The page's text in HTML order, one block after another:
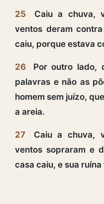
25
Caiu a chuva,
ventos deram
caiu, porque estava
26
Por outro lado,
palavras e não as
homem sem juízo,
a areia.
27
Caiu a chuva,
ventos sopraram e
casa caiu, e sua